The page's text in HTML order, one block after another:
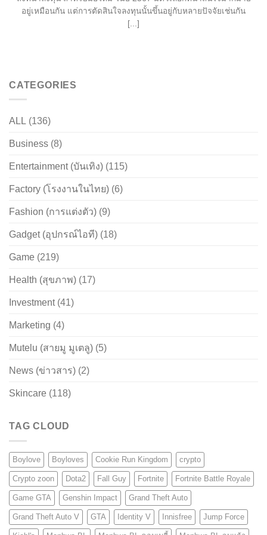
อยู่เหมือนกัน แต่การตัดสินใจลงทุนนั้นขึ้นอยู่กับหลายปัจจัยเช่นกัน
[...]
CATEGORIES
ALL (136)
Business (8)
Entertainment (บันเทิง) (115)
Factory (โรงงานในไทย) (6)
Fashion (การแต่งตัว) (9)
Gadget (อุปกรณ์ไอที) (18)
Game (219)
Health (สุขภาพ) (17)
Investment(41)
Marketing (4)
Mutelu (สายมู มูเตลู) (5)
News (ข่าวสาร) (2)
Skincare (118)
TAG CLOUD
Boylove Boyloves Cookie Run Kingdom crypto
Crypto zoon Dota2 Fall Guy Fortnite Fortnite Battle Royale
Game GTA Genshin Impact Grand Theft Auto
Grand Theft Auto V GTA Identity V Innisfree Jump Force